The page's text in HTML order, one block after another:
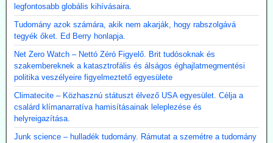
legfontosabb globális kihívásaira.
Tudomány azok számára, akik nem akarják, hogy rabszolgává
tegyék őket. Ed Berry honlapja.
Net Zero Watch – Nettó Zéró Figyelő. Brit tudósoknak és
szakembereknek a katasztrofális és álságos éghajlatmegmentési
politika veszélyeire figyelmeztető egyesülete
Climatecite – Közhasznú státuszt élvező USA egyesület. Célja a
csalárd klímanarratíva hamisításainak leleplezése és
helyreigazítása.
Junk science – hulladék tudomány. Rámutat a szemétre a tudomány